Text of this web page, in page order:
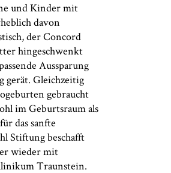
und Kinder mit
davon
der Concord
hingeschwenkt
Aussparung
gerät. Gleichzeitig
gebraucht
im Geburtsraum als
das sanfte
Stiftung beschafft
wieder mit
Traunstein.